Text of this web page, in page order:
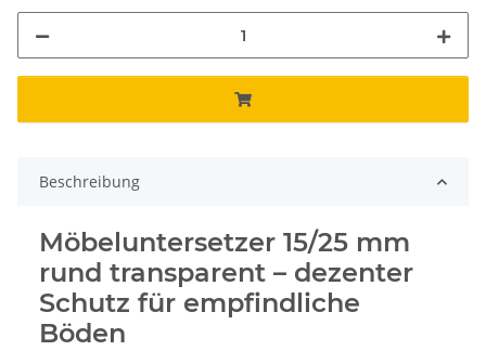
Beschreibung
Möbeluntersetzer 15/25 mm
rund transparent – dezenter
Schutz für empfindliche
Böden